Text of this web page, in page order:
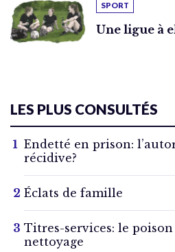
SPORT
Une ligue à
LES PLUS CONSULTÉS
Endetté en prison:
récidive?
Éclats de famille
Titres-services: le
nettoyage